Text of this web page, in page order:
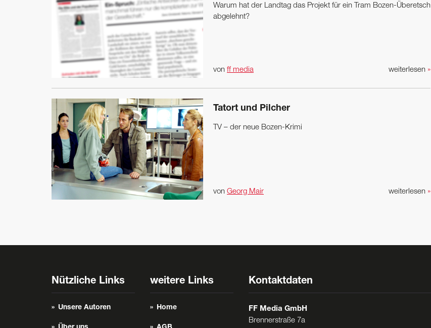
Warum hat der Landtag das Projekt für ein Tram Bozen-Überetsch
abgelehnt?
weiterlesen »
von ff media
Tatort und Pilcher
TV – der neue Bozen-Krimi
weiterlesen »
von Georg Mair
Nützliche Links
Unsere Autoren
weitere Links
Home
Kontaktdaten
FF Media GmbH
Brennerstraße 7a